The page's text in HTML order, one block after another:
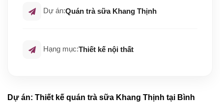
Dự án:Quán trà sữa Khang Thịnh
Hạng mục:Thiết kế nội thất
Dự án: Thiết kế quán trà sữa Khang Thịnh tại Bình